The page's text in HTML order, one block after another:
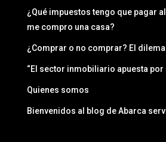
¿Qué impuestos tengo que pagar
me compro una casa?
¿Comprar o no comprar? El
“El sector inmobiliario apuesta
Quienes somos
Bienvenidos al blog de Abarca